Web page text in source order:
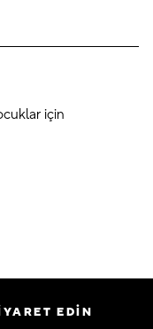
için
EDİN